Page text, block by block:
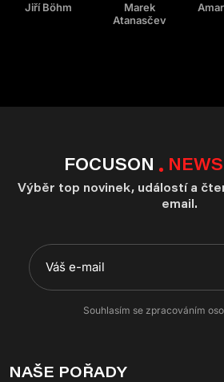
Jiří Böhm
Marek
Atanasčev
FOCUSON
Výběr top novinek, událostí a
email.
Souhlasím se zpracováním
NAŠE POŘADY